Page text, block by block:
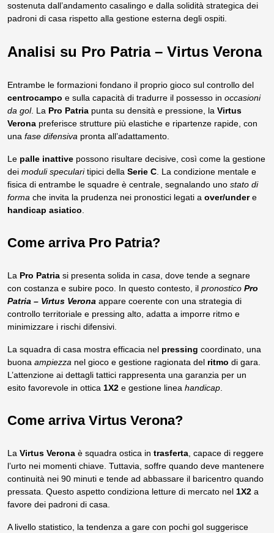
sostenuta dall’andamento casalingo e dalla solidità strategica dei
padroni di casa rispetto alla gestione esterna degli ospiti.
Analisi su Pro Patria – Virtus Verona
Entrambe le formazioni fondano il proprio gioco sul controllo del
centrocampo e sulla capacità di tradurre il possesso in occasioni
da gol. La Pro Patria punta su densità e pressione, la Virtus
Verona preferisce strutture più elastiche e ripartenze rapide, con
una fase difensiva pronta all’adattamento.
Le palle inattive possono risultare decisive, così come la gestione
dei moduli specularitipici della Serie C. La condizione mentale e
fisica di entrambe le squadre è centrale, segnalando uno stato di
forma che invita la prudenza nei pronostici legati a over/undere
handicap asiatico.
Come arriva Pro Patria?
La Pro Patria si presenta solida in casa, dove tende a segnare
con costanza e subire poco. In questo contesto, il pronostico Pro
Patria – Virtus Verona appare coerente con una strategia di
controllo territoriale e pressing alto, adatta a imporre ritmo e
minimizzare i rischi difensivi.
La squadra di casa mostra efficacia nel pressing coordinato, una
buona ampiezza nel gioco e gestione ragionata del ritmo di gara.
L’attenzione ai dettagli tattici rappresenta una garanzia per un
esito favorevole in ottica 1X2 e gestione linea handicap.
Come arriva Virtus Verona?
La Virtus Verona è squadra ostica in trasferta, capace di reggere
l’urto nei momenti chiave. Tuttavia, soffre quando deve mantenere
continuità nei 90 minuti e tende ad abbassare il baricentro quando
pressata. Questo aspetto condiziona letture di mercato nel 1X2 a
favore dei padroni di casa.
A livello statistico, la tendenza a gare con pochi gol suggerisce